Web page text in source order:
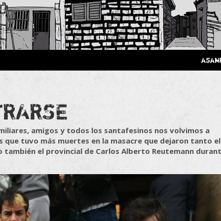
amigos y todos los santafesinos nos volvimos a
que tuvo más muertes en la masacre que dejaron tanto el
también el provincial de Carlos Alberto Reutemann